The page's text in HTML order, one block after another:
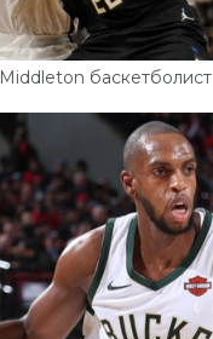
Middleton баскетболист